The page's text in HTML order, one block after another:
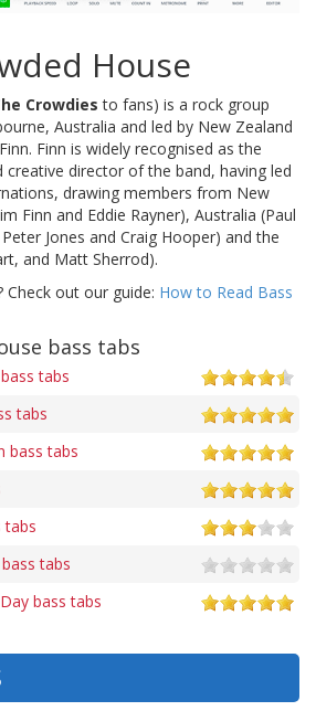
House
Crowdies to fans) is a rock group
Australia and led by New Zealand
Finn is widely recognised as the
director of the band, having led
drawing members from New
Finn and Eddie Rayner), Australia (Paul
Jones and Craig Hooper) and the
and Matt Sherrod).
out our guide: How to Read Bass
bass tabs
tabs
tabs
bass tabs
tabs
tabs
bass tabs